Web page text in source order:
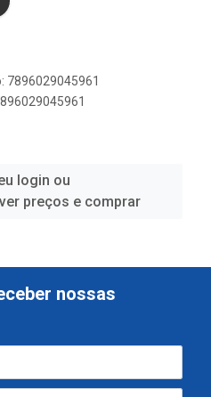
7896029045961
login ou
preços e comprar
nossas